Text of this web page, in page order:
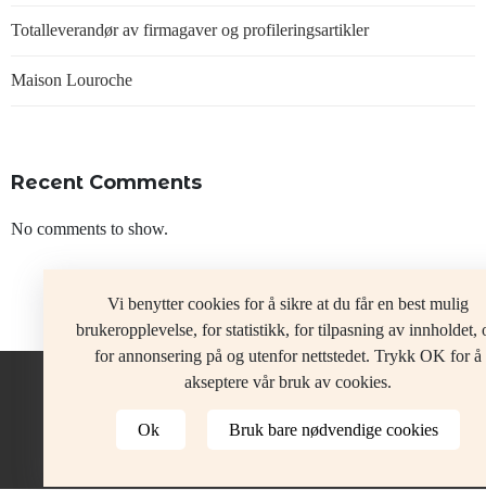
Totalleverandør av firmagaver og profileringsartikler
Maison Louroche
Recent Comments
No comments to show.
Vi benytter cookies for å sikre at du får en best mulig
brukeropplevelse, for statistikk, for tilpasning av innholdet,
for annonsering på og utenfor nettstedet. Trykk OK for å
akseptere vår bruk av cookies.
Ok Bruk bare nødvendige cookies